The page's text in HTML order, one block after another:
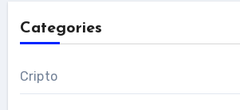
Categories
Cripto